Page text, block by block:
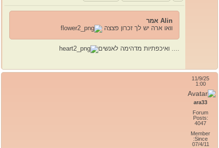
Alin אמר
וואו ארה יש לך זכרון פצצה
.... ואיכפתיות מדהימה לאנשים
11/9/25
1:00
ara33
Forum
Posts:
4047
Member
Since:
07/4/11